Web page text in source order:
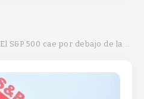
El S&P 500 cae por debajo de la media móvil de 50 días.